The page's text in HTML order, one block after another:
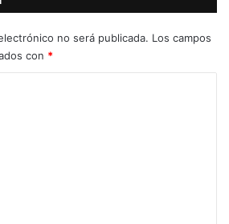
no será publicada. Los campos
con *